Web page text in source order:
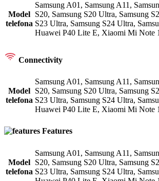
Model
telefona
Samsung A01, Samsung A11,
S20, Samsung S20 Ultra, Samsung
S23 Ultra, Samsung S24 Ultra,
Huawei P40 Lite E, Xiaomi Mi Note
Connectivity
Model
telefona
Samsung A01 , Samsung A11 ,
S20, Samsung S20 Ultra, Samsung
S23 Ultra, Samsung S24 Ultra,
Huawei P40 Lite E, Xiaomi Mi Note
Features
Model
telefona
Samsung A01 , Samsung A11 ,
S20, Samsung S20 Ultra, Samsung
S23 Ultra, Samsung S24 Ultra,